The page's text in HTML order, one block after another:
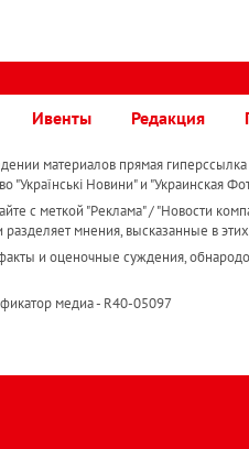
Ивенты Редакция
материалов прямая
"Українськi Новини" и "Украинская
с меткой "Реклама" / "Новости
разделяет мнения, высказанные в
и оценочные суждения,
медиа - R40-05097